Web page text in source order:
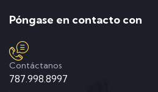
Póngase en contacto con
Contáctanos
787.998.8997